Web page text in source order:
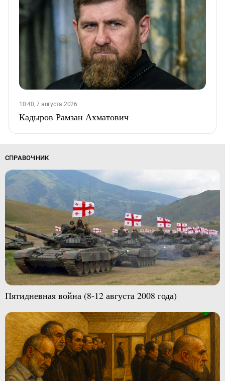
10:40, 7 августа 2026
Кадыров Рамзан Ахматович
СПРАВОЧНИК
Пятидневная война (8-12 августа 2008 года)